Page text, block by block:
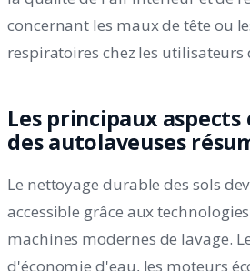
concernant les maux de tête ou
respiratoires chez les utilisateurs
Les principaux
des autolaveuses
Le nettoyage durable des sols
accessible grâce aux
machines modernes de lavage.
d'économie d'eau, les moteurs